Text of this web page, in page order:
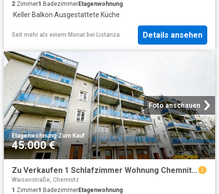
2 Zimmer1 BadezimmerEtagenwohnung
·Keller·Balkon·Ausgestattete Küche
Seit mehr als einem Monat bei Listanza Details ansehen
Foto anschauen
Etagenwohnung·Zum Kauf
45.000 €
Zu Verkaufen 1 Schlafzimmer Wohnung Chemnitz Deutschland DS85114028
Waisenstraße, Chemnitz
1 Zimmer1 BadezimmerEtagenwohnung